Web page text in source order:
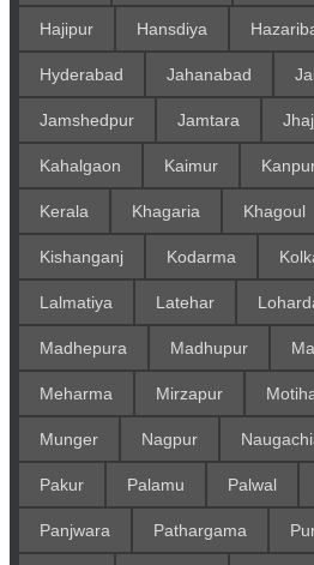
Hajipur Hansdiya
Hyderabad Jahanabad
Jamshedpur Jamtara
Kahalgaon Kaimur
Kerala Khagaria Khagoul
Kishanganj Kodarma
Lalmatiya Latehar
Madhepura Madhupur
Meharma Mirzapur
Munger Nagpur
Pakur Palamu Palwal
Panjwara Pathargama